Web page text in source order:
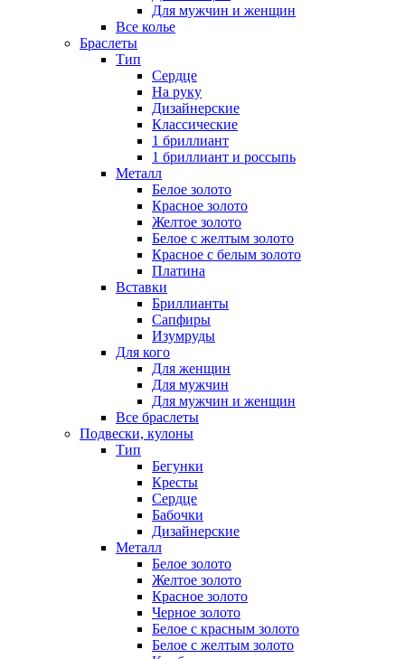
Для мужчин и женщин
Все колье
Браслеты
Тип
Сердце
На руку
Дизайнерские
Классические
1 бриллиант
1 бриллиант и россыпь
Металл
Белое золото
Красное золото
Желтое золото
Белое с желтым золото
Красное с белым золото
Платина
Вставки
Бриллианты
Сапфиры
Изумруды
Для кого
Для женщин
Для мужчин
Для мужчин и женщин
Все браслеты
Подвески, кулоны
Тип
Бегунки
Кресты
Сердце
Бабочки
Дизайнерские
Металл
Белое золото
Желтое золото
Красное золото
Черное золото
Белое с красным золото
Белое с желтым золото